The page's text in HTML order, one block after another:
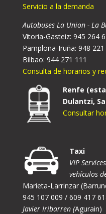
Servicio a la demanda
Autobuses La Union - La
Vitoria-Gasteiz: 945 264
Pamplona-Iruña: 948 221
Bilbao: 944 271 111
Consulta de horarios y
Renfe
Dulantzi,
Consultar
Taxi
VIP
vehículos
Marieta-Larrinzar
945 107 009 / 609 417
Javier Iribarren (Agurain)